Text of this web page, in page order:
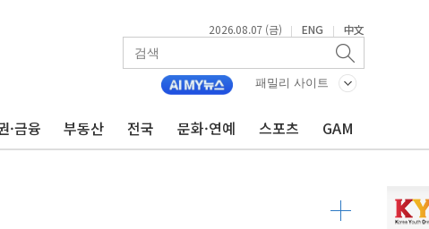
2026.08.07 (금) | ENG | 中文
패밀리 사이트
·금융 부동산 전국 문화·연예 스포츠 GAM
항 제한 검토에 유가 3% 급등…금값 보합
…다우 5거래일 랠리 '마침표'
래·김민석 후보 - 8월 7일
2차 회의…주택 공급 대책 막바지 조율할 듯
기자회견·주요 정당 - 8월 7일